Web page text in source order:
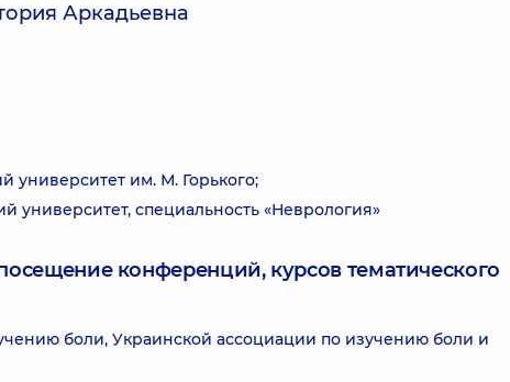
Аркадьевна
университет им. М. Горького;
университет, специальность «Неврология»
конференций, курсов тематического
боли, Украинской ассоциации по изучению боли и